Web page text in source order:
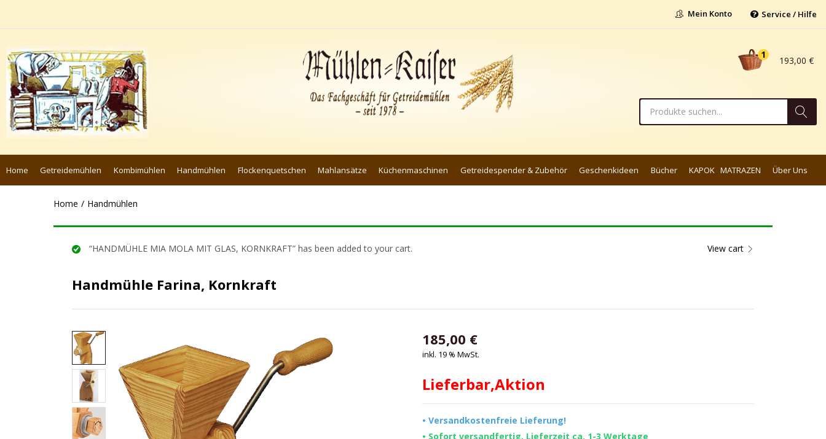
Mein Konto Service / Hilfe
1 193,00€
Home Getreidemühlen Kombimühlen Handmühlen Flockenquetschen Mahlansätze Küchenmaschinen Getreidespender & Zubehör Geschenkideen Bücher KAPOK MATRAZEN Über Uns
Home Handmühlen
View cart
“HANDMÜHLE MIA MOLA MIT GLAS, KORNKRAFT” has been added to your cart.
Handmühle Farina, Kornkraft
185,00 €
inkl. 19 % MwSt.
Lieferbar,Aktion
• Versandkostenfreie Lieferung!
• Sofort versandfertig, Lieferzeit ca. 1-3 Werktage